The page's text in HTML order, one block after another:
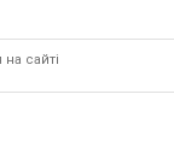
сайті